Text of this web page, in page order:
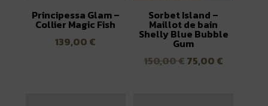
Principessa Glam –
Collier Magic Fish
139,00 €
Sorbet Island –
Maillot de bain
Shelly Blue Bubble
Gum
150,00€ Le
75,00 €Le